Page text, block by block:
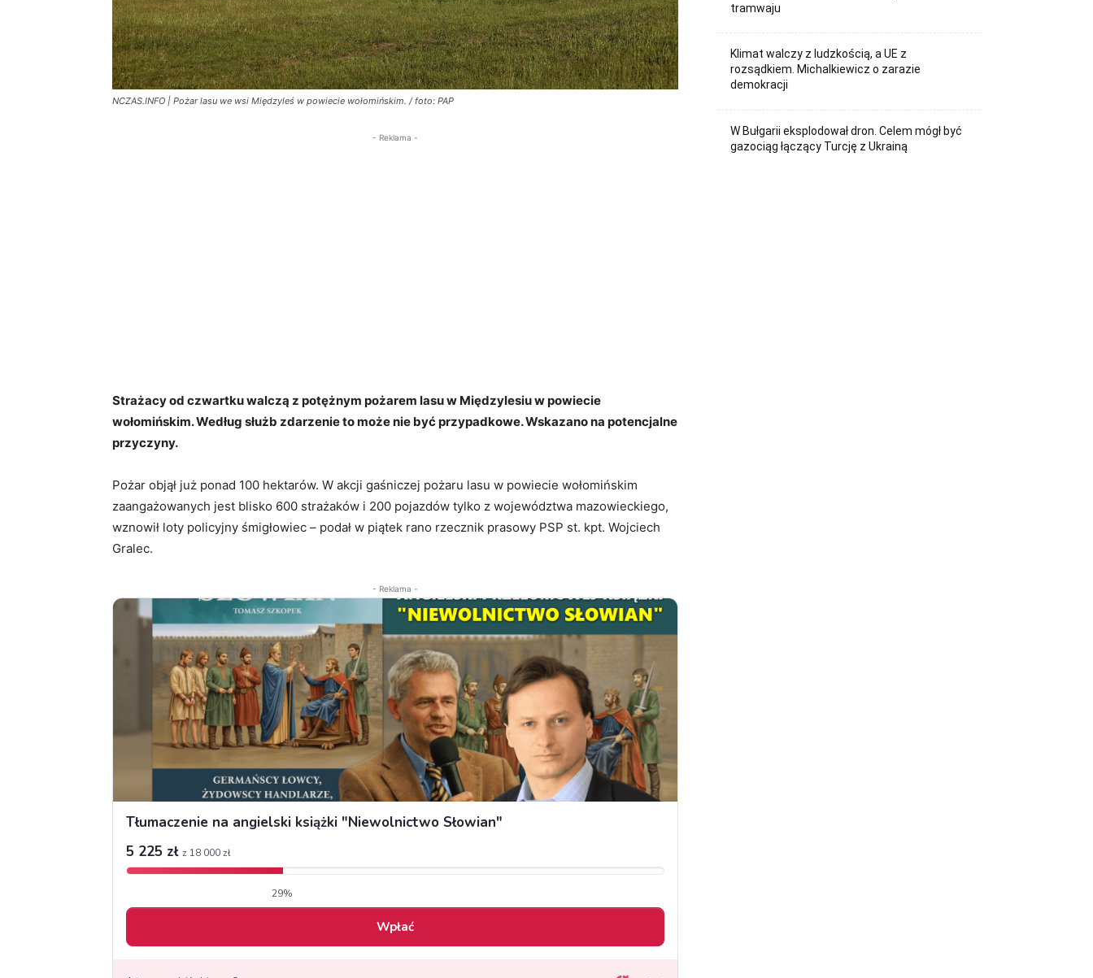
NCZAS.INFO | Pożar lasu we wsi Międzyleś w powiecie wołomińskim. / foto: PAP
- Reklama -
Strażacy od czwartku walczą z potężnym pożarem lasu w Międzylesiu w powiecie
wołomińskim. Według służb zdarzenie to może nie być przypadkowe. Wskazano na potencjalne
przyczyny.
Pożar objął już ponad 100 hektarów. W akcji gaśniczej pożaru lasu w powiecie wołomińskim
zaangażowanych jest blisko 600 strażaków i 200 pojazdów tylko z województwa mazowieckiego,
wznowił loty policyjny śmigłowiec – podał w piątek rano rzecznik prasowy PSP st. kpt. Wojciech
Gralec.
- Reklama -
tramwaju
Klimat walczy z ludzkością, a UE z
rozsądkiem. Michalkiewicz o zarazie
demokracji
W Bułgarii eksplodował dron. Celem mógł być
gazociąg łączący Turcję z Ukrainą